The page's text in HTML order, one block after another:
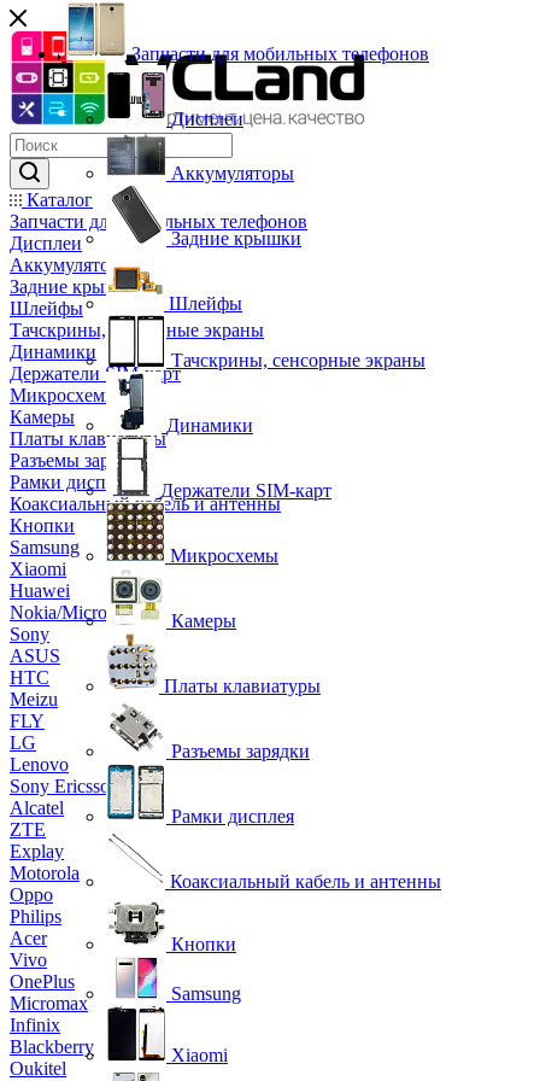
Каталог
Запчасти для мобильных телефонов
Дисплеи
Аккумуляторы
Задние крышки
Шлейфы
Тачскрины, сенсорные экраны
Динамики
Держатели SIM-карт
Микросхемы
Камеры
Платы клавиатуры
Разъемы зарядки
Рамки дисплея
Коаксиальный кабель и антенны
Кнопки
Samsung
Xiaomi
Huawei
Nokia/Microsoft
Sony
ASUS
HTC
Meizu
FLY
LG
Lenovo
Sony Ericsson
Alcatel
ZTE
Explay
Motorola
Oppo
Philips
Acer
Vivo
OnePlus
Micromax
Infinix
Blackberry
Oukitel
Запчасти для мобильных телефонов
Дисплеи
Аккумуляторы
Задние крышки
Шлейфы
Тачскрины, сенсорные экраны
Динамики
Держатели SIM-карт
Микросхемы
Камеры
Платы клавиатуры
Разъемы зарядки
Рамки дисплея
Коаксиальный кабель и антенны
Кнопки
Samsung
Xiaomi